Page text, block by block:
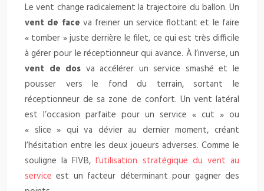
Le vent change radicalement la trajectoire du ballon. Un
vent de face va freiner un service flottant et le faire
« tomber » juste derrière le filet, ce qui est très difficile
à gérer pour le réceptionneur qui avance. À l’inverse, un
vent de dos va accélérer un service smashé et le
pousser vers le fond du terrain, sortant le
réceptionneur de sa zone de confort. Un vent latéral
est l’occasion parfaite pour un service « cut » ou
« slice » qui va dévier au dernier moment, créant
l’hésitation entre les deux joueurs adverses. Comme le
souligne la FIVB,l’utilisation stratégique du vent au
service est un facteur déterminant pour gagner des